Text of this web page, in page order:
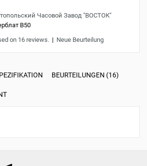
Часовой Завод "ВОСТОК"
B50
on 16 reviews. | Neue Beurteilung
BEURTEILUNGEN (16)